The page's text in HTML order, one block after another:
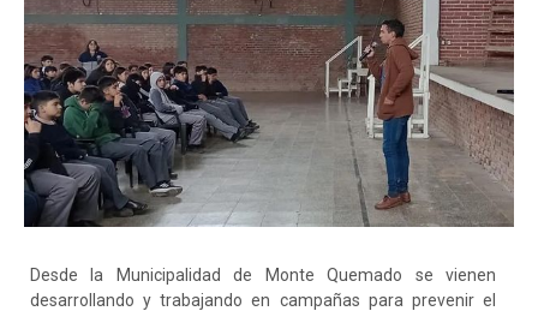
Desde la Municipalidad de Monte Quemado se vienen
desarrollando y trabajando en campañas para prevenir el